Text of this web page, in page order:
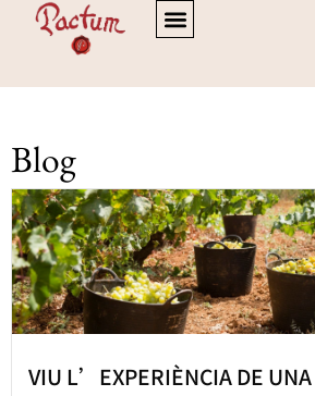
Blog
VIU L’EXPERIÈNCIA DE